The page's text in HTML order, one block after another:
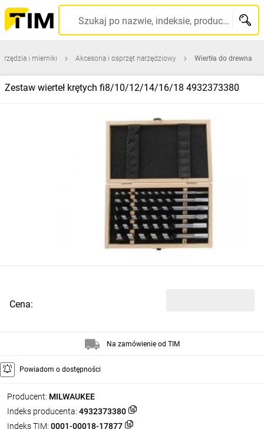
Szukaj po nazwie, indeksie, producencie, kodzie kreskowym...
i mierniki Akcesoria i osprzęt narzędziowy Wiertła do drewna
Zestaw wierteł krętych fi8/10/12/14/16/18 4932373380
Producent: MILWAUKEE
Indeks producenta: 4932373380
Indeks TIM: 0001-00018-17877
Cena:
Na zamówienie od TIM
Powiadom o dostępności